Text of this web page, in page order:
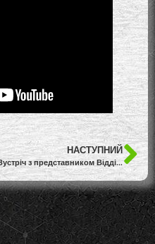
НАСТУПНИЙ
Зустріч з представником Відділу протидії кіберзлочинам у Полтавській області